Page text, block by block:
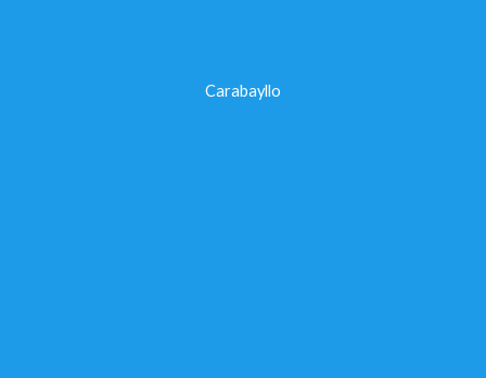
Carabayllo